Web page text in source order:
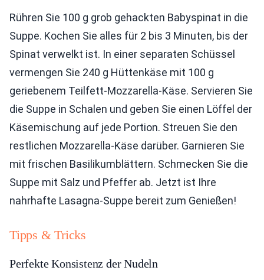
Rühren Sie 100 g grob gehackten Babyspinat in die
Suppe. Kochen Sie alles für 2 bis 3 Minuten, bis der
Spinat verwelkt ist. In einer separaten Schüssel
vermengen Sie 240 g Hüttenkäse mit 100 g
geriebenem Teilfett-Mozzarella-Käse. Servieren Sie
die Suppe in Schalen und geben Sie einen Löffel der
Käsemischung auf jede Portion. Streuen Sie den
restlichen Mozzarella-Käse darüber. Garnieren Sie
mit frischen Basilikumblättern. Schmecken Sie die
Suppe mit Salz und Pfeffer ab. Jetzt ist Ihre
nahrhafte Lasagna-Suppe bereit zum Genießen!
Tipps & Tricks
Perfekte Konsistenz der Nudeln